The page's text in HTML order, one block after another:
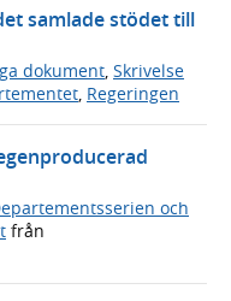
samlade stödet till
dokument, Skrivelse
, Regeringen
och
från